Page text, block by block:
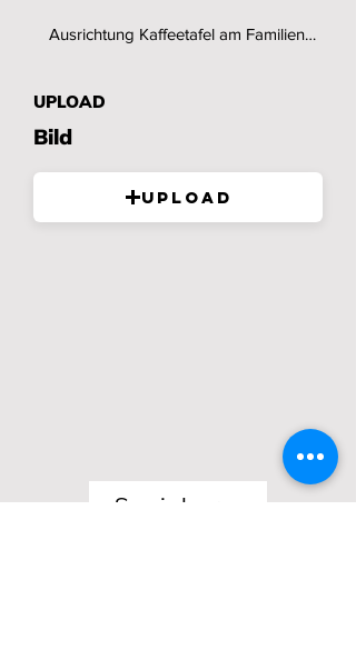
UPLOAD
Bild
Upload
Speichern